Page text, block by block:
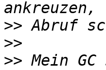
>>
>>
>> Mein